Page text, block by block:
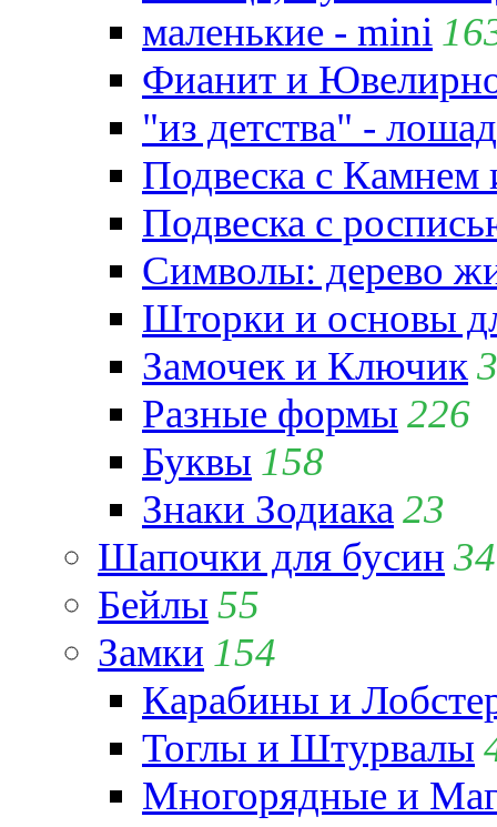
маленькие - mini
Фианит и
"из детства" -
Подвеска с
Подвеска с
Символы: дерево
Шторки и основы
Замочек и Ключик
Разные формы 226
Буквы 158
Знаки Зодиака 23
Шапочки для бусин 34
Бейлы 55
Замки 154
Карабины и
Тоглы и Штурвалы
Многорядные и